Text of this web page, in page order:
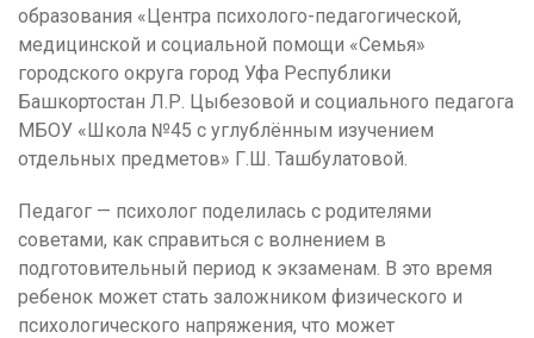
образования «Центра психолого-педагогической,
медицинской и социальной помощи «Семья»
городского округа город Уфа Республики
Башкортостан Л.Р. Цыбезовой и социального педагога
МБОУ «Школа №45 с углублённым изучением
отдельных предметов» Г.Ш. Ташбулатовой.
Педагог — психолог поделилась с родителями
советами, как справиться с волнением в
подготовительный период к экзаменам. В это время
ребенок может стать заложником физического и
психологического напряжения, что может